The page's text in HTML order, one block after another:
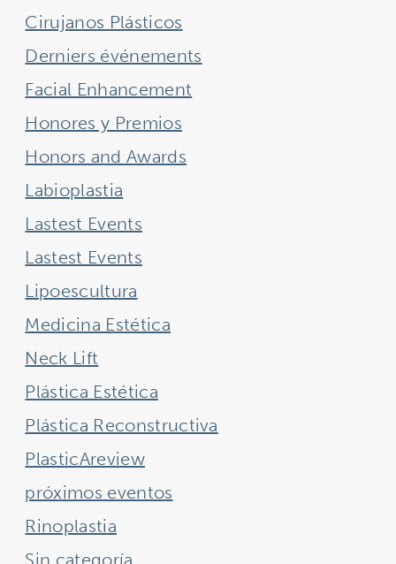
Cirujanos Plásticos
Derniers événements
Facial Enhancement
Honores y Premios
Honors and Awards
Labioplastia
Lastest Events
Lastest Events
Lipoescultura
Medicina Estética
Neck Lift
Plástica Estética
Plástica Reconstructiva
PlasticAreview
próximos eventos
Rinoplastia
Sin categoría